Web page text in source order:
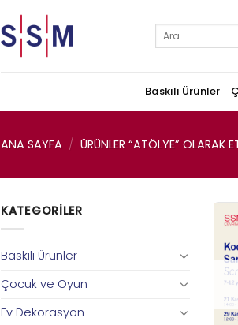
Ara:
Baskılı Ürünler
ANA SAYFA / ÜRÜNLER “ATÖLYE” OLARAK
KATEGORILER
Baskılı Ürünler
Çocuk ve Oyun
Ev Dekorasyon